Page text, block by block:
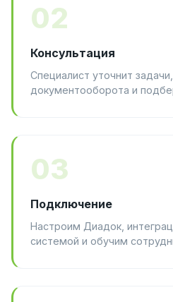
02
Консультация
Специалист уточнит
документооборота и
03
Подключение
Настроим Диадок,
системой и обучим